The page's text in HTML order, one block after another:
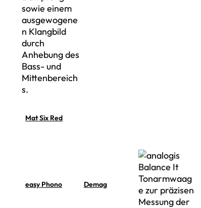
Mat Six Red
easy Phono Demag